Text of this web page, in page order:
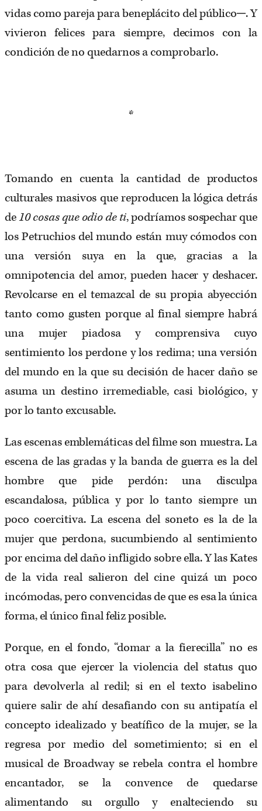
vidas como pareja para beneplácito del público─. Y
vivieron felices para siempre, decimos con la
condición de no quedarnos a comprobarlo.
*
Tomando en cuenta la cantidad de productos
culturales masivos que reproducen la lógica detrás
de10 cosas que odio de ti, podríamos sospechar que
los Petruchios del mundo están muy cómodos con
una versión suya en la que, gracias a la
omnipotencia del amor, pueden hacer y deshacer.
Revolcarse en el temazcal de su propia abyección
tanto como gusten porque al final siempre habrá
una mujer piadosa y comprensiva cuyo
sentimiento los perdone y los redima; una versión
del mundo en la que su decisión de hacer daño se
asuma un destino irremediable, casi biológico, y
por lo tanto excusable.
Las escenas emblemáticas del filme son muestra. La
escena de las gradas y la banda de guerra es la del
hombre que pide perdón: una disculpa
escandalosa, pública y por lo tanto siempre un
poco coercitiva. La escena del soneto es la de la
mujer que perdona, sucumbiendo al sentimiento
por encima del daño infligido sobre ella. Y las Kates
de la vida real salieron del cine quizá un poco
incómodas, pero convencidas de que es esa la única
forma, el único final feliz posible.
Porque, en el fondo, “domar a la fierecilla” no es
otra cosa que ejercer la violencia del status quo
para devolverla al redil; si en el texto isabelino
quiere salir de ahí desafiando con su antipatía el
concepto idealizado y beatífico de la mujer, se la
regresa por medio del sometimiento; si en el
musical de Broadway se rebela contra el hombre
encantador, se la convence de quedarse
alimentando su orgullo y enalteciendo su